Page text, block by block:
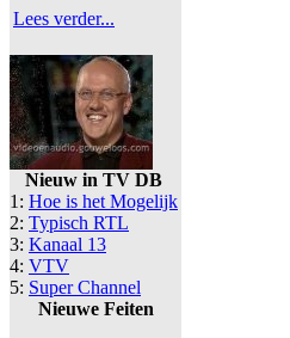
Lees verder...
Nieuw in TV DB
1: Hoe is het Mogelijk
2: Typisch RTL
3: Kanaal 13
4: VTV
5: Super Channel
Nieuwe Feiten